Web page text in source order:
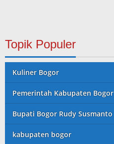
Topik Populer
Kuliner Bogor
Pemerintah Kabupaten Bogor
Bupati Bogor Rudy Susmanto
kabupaten bogor